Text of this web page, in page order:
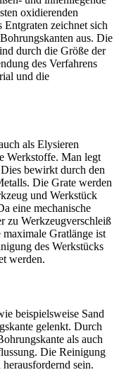
oxidierenden
zeichnet sich
aus. Die
durch die Größe der
des Verfahrens
und die
als Elysieren
Werkstoffe. Man legt
bewirkt durch den
Die Grate werden
und Werkstück
eine mechanische
zu Werkzeugverschleiß
Gratlänge ist
des Werkstücks
werden.
beispielsweise Sand
gelenkt. Durch
als auch
Die Reinigung
sein.